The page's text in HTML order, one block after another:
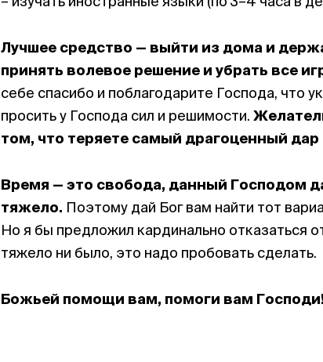
Лучшее средство — выйти из дома и
принять волевое решение и убрать все
себе спасибо и поблагодарите Господа, что
просить у Господа сил и решимости.
том, что теряете самый драгоценный
Время — это свобода, данный Господом
тяжело. Поэтому дай Бог вам найти тот
Но я бы предложил кардинально отказаться
тяжело ни было, это надо пробовать сделать.
Божьей помощи вам, помоги вам